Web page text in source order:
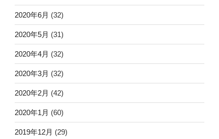
2020年6月 (32)
2020年5月 (31)
2020年4月 (32)
2020年3月 (32)
2020年2月 (42)
2020年1月 (60)
2019年12月 (29)